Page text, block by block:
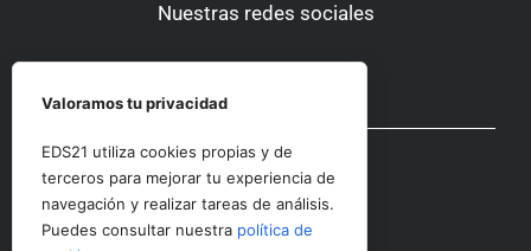
Nuestras redes sociales
Otras secciones
Contacto
Valoramos tu privacidad
EDS21 utiliza cookies propias y de
terceros para mejorar tu experiencia de
navegación y realizar tareas de análisis.
Puedes consultar nuestra política de